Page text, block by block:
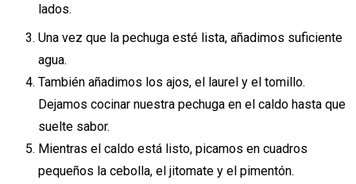
lados.
Una vez que la pechuga esté lista, añadimos suficiente
agua.
También añadimos los ajos, el laurel y el tomillo.
Dejamos cocinar nuestra pechuga en el caldo hasta que
suelte sabor.
Mientras el caldo está listo, picamos en cuadros
pequeños la cebolla, el jitomate y el pimentón.